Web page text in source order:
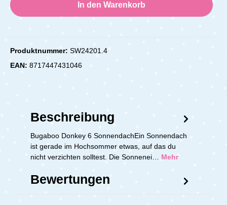
In den Warenkorb
Produktnummer: SW24201.4
EAN: 8717447431046
Beschreibung
Bugaboo Donkey 6 SonnendachEin Sonnendach
ist gerade im Hochsommer etwas, auf das du
nicht verzichten solltest. Die Sonnenei… Mehr
Bewertungen